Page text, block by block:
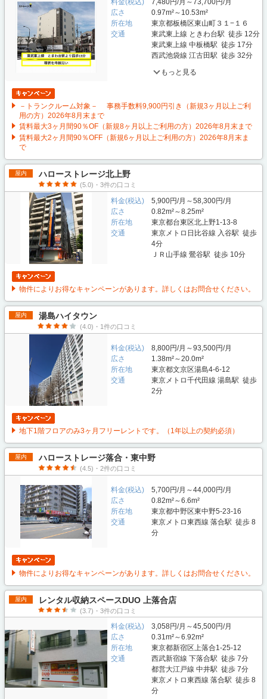
広さ
0.97m²～10.53m²
所在地
東京都板橋区東山町３１−１６
交通
東武東上線 ときわ台駅 徒歩 12分
東武東上線 中板橋駅 徒歩 17分
西武池袋線 江古田駅 徒歩 32分
もっと見る
－トランクルーム対象－ 事務手数料9,900円引き（新規3ヶ月以上ご利
用の方）2026年8月末まで
賃料最大3ヶ月間90％OF（新規8ヶ月以上ご利用の方）2026年8月末まで
賃料最大2ヶ月間90％OFF（新規6ヶ月以上ご利用の方）2026年8月末ま
で
屋内 ハローストレージ北上野
(5.0)・3件の口コミ
料金(税込)
5,900円/月～58,300円/月
広さ
0.82m²～8.25m²
所在地
東京都台東区北上野1-13-8
交通
東京メトロ日比谷線 入谷駅 徒歩
4分
ＪＲ山手線 鶯谷駅 徒歩 10分
物件によりお得なキャンペーンがあります。詳しくはお問合せください。
屋内 湯島ハイタウン
(4.0)・1件の口コミ
料金(税込)
8,800円/月～93,500円/月
広さ
1.38m²～20.0m²
所在地
東京都文京区湯島4-6-12
交通
東京メトロ千代田線 湯島駅 徒歩
2分
地下1階フロアのみ3ヶ月フリーレントです。（1年以上の契約必須）
屋内 ハローストレージ落合・東中野
(4.5)・2件の口コミ
料金(税込)
5,700円/月～44,000円/月
広さ
0.82m²～6.6m²
所在地
東京都中野区東中野5-23-16
交通
東京メトロ東西線 落合駅 徒歩 8
分
物件によりお得なキャンペーンがあります。詳しくはお問合せください。
屋内 レンタル収納スペースDUO 上落合店
(3.7)・3件の口コミ
料金(税込)
3,058円/月～45,500円/月
広さ
0.31m²～6.92m²
所在地
東京都新宿区上落合1-25-12
交通
西武新宿線 下落合駅 徒歩 7分
都営大江戸線 中井駅 徒歩 7分
東京メトロ東西線 落合駅 徒歩 8
分